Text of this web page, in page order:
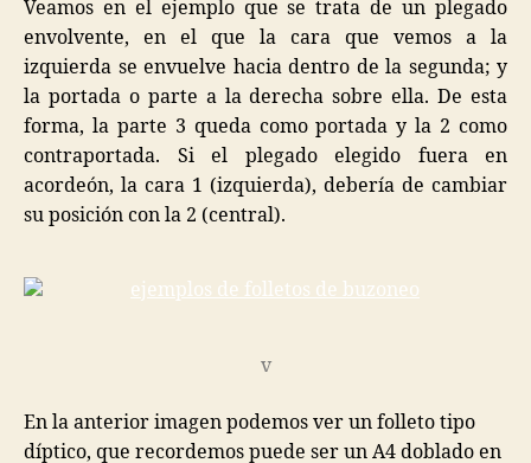
Veamos en el ejemplo que se trata de un plegado
envolvente, en el que la cara que vemos a la
izquierda se envuelve hacia dentro de la segunda; y
la portada o parte a la derecha sobre ella. De esta
forma, la parte 3 queda como portada y la 2 como
contraportada. Si el plegado elegido fuera en
acordeón, la cara 1 (izquierda), debería de cambiar
su posición con la 2 (central).
v
En la anterior imagen podemos ver un folleto tipo
díptico, que recordemos puede ser un A4 doblado en